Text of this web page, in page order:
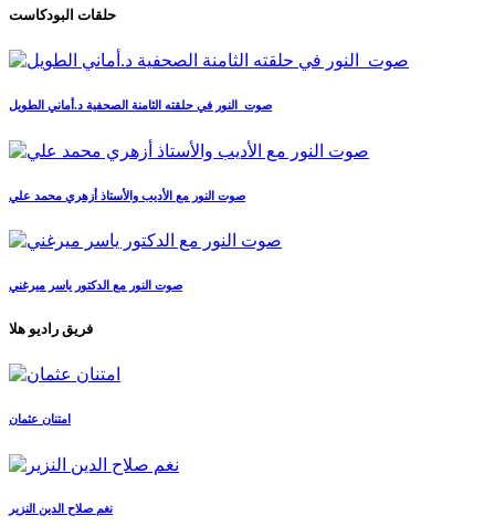
حلقات البودكاست
صوت_النور في حلقته الثامنة الصحفية د.أماني الطويل
صوت النور مع الأديب والأستاذ أزهري محمد علي
صوت النور مع الدكتور ياسر ميرغني
فريق راديو هلا
امتنان عثمان
نغم صلاح الدين النزير